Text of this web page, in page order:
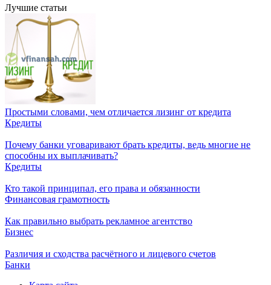
Лучшие статьи
Простыми словами, чем отличается лизинг от кредита
Кредиты
Почему банки уговаривают брать кредиты, ведь многие не
способны их выплачивать?
Кредиты
Кто такой принципал, его права и обязанности
Финансовая грамотность
Как правильно выбрать рекламное агентство
Бизнес
Различия и сходства расчётного и лицевого счетов
Банки